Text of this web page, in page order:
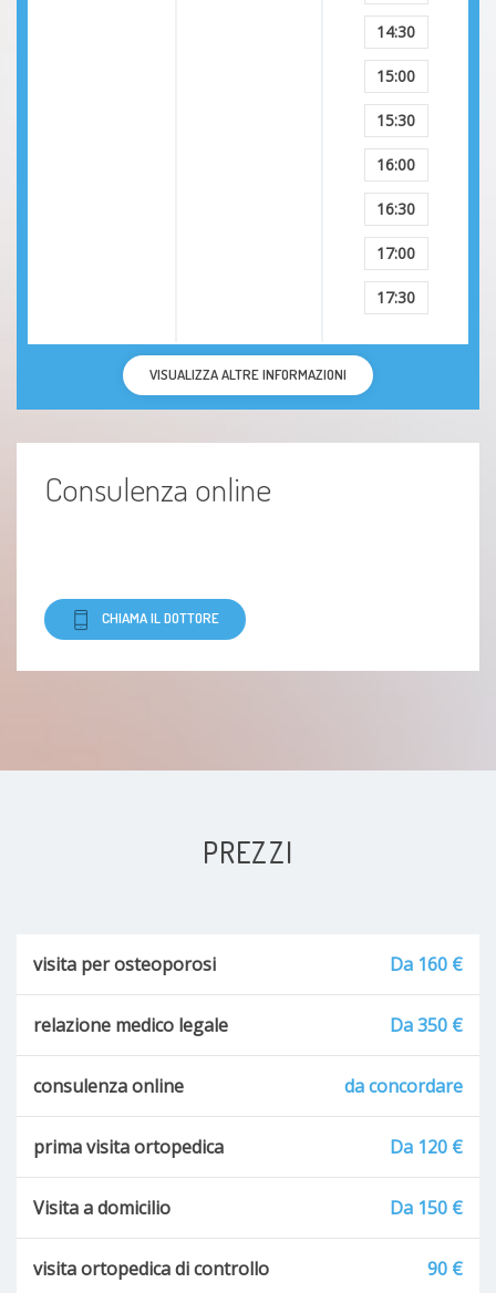
14:30
15:00
15:30
16:00
16:30
17:00
17:30
VISUALIZZA ALTRE INFORMAZIONI
Consulenza online
CHIAMA IL DOTTORE
PREZZI
visita per osteoporosi Da 160 €
relazione medico legale Da 350 €
consulenza online da concordare
prima visita ortopedica Da 120 €
Visita a domicilio Da 150 €
visita ortopedica di controllo 90 €